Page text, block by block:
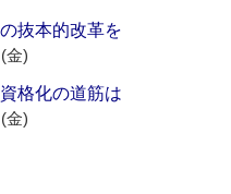
抜本的改革を
金)
格化の道筋は
金)